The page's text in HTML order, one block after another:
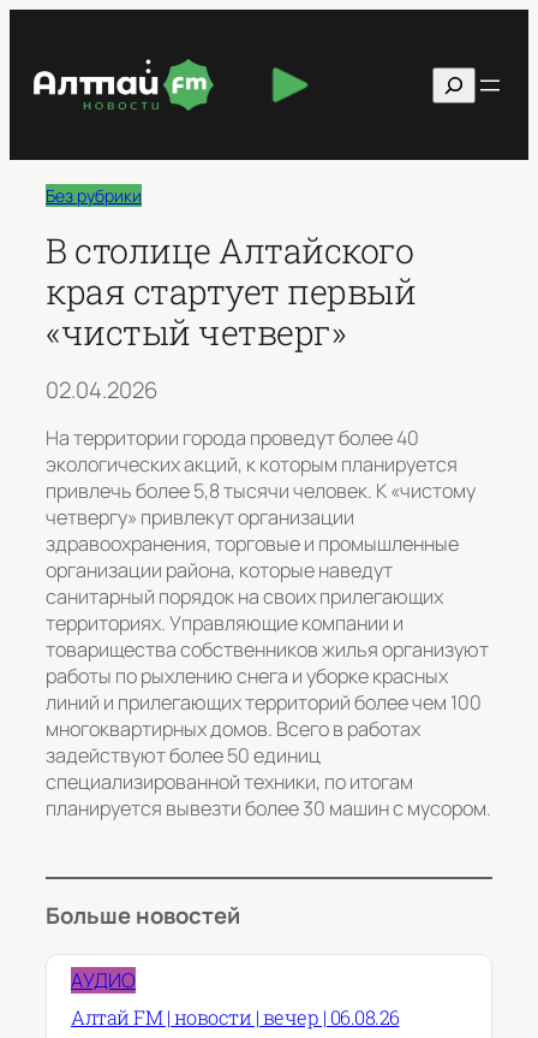
содержимому
Поиск
Без рубрики
В столице Алтайского
края стартует первый
«чистый четверг»
02.04.2026
На территории города проведут более 40
экологических акций, к которым планируется
привлечь более 5,8 тысячи человек. К «чистому
четвергу» привлекут организации
здравоохранения, торговые и промышленные
организации района, которые наведут
санитарный порядок на своих прилегающих
территориях. Управляющие компании и
товарищества собственников жилья организуют
работы по рыхлению снега и уборке красных
линий и прилегающих территорий более чем 100
многоквартирных домов. Всего в работах
задействуют более 50 единиц
специализированной техники, по итогам
планируется вывезти более 30 машин с мусором.
Больше новостей
АУДИО
Алтай FM | новости | вечер | 06.08.26